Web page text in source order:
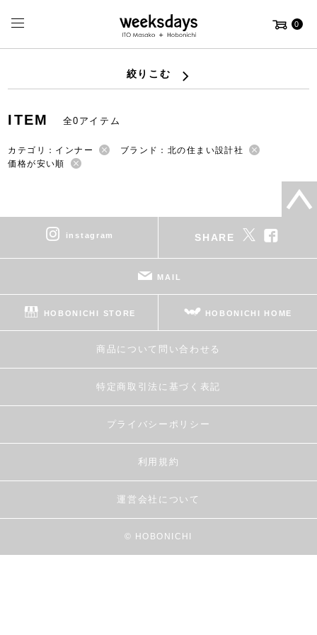
0
絞りこむ
ITEM 全0アイテム
カテゴリ：インナー
ブランド：北の住まい設計社
価格が安い順
instagram SHARE
MAIL
HOBONICHI STORE HOBONICHI HOME
商品について問い合わせる
特定商取引法に基づく表記
プライバシーポリシー
利用規約
運営会社について
© HOBONICHI